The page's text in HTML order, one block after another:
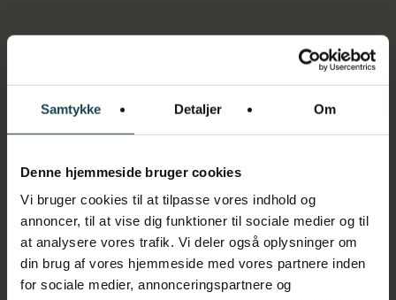
Samtykke Detaljer Om
Denne hjemmeside bruger cookies
Vi bruger cookies til at tilpasse vores indhold og
annoncer, til at vise dig funktioner til sociale medier og til
at analysere vores trafik. Vi deler også oplysninger om
din brug af vores hjemmeside med vores partnere inden
for sociale medier, annonceringspartnere og
“VORES DATTER, MAYA AMALIE SOPHIE KRISTENSEN,
PÅ EFTERSKOLEN FLYVESANDET – OG VI KAN MED
HÅNDEN PÅ HJERTET SIGE, AT DET HAR VÆRET HENDES
FØRSTE HJEM I DE TO ÅR, OG VI SOM FORÆLDRE HAR
FØLT OS YDERST TRYGGE VED AT HAVE HENDE PÅ
SKOLEN…”